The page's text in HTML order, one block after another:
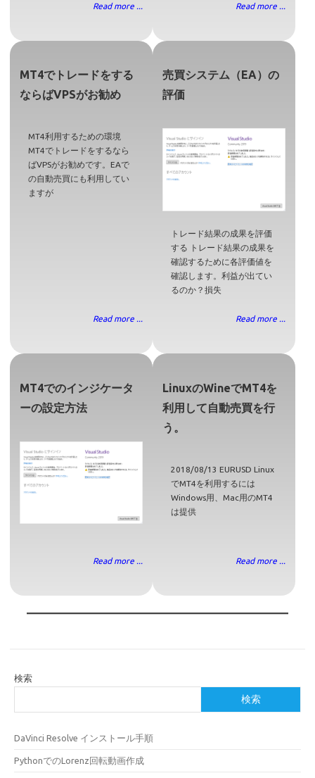
Read more ... Read more ...
MT4でトレードをする
ならばVPSがお勧め
MT4利用するための環境
MT4でトレードをするなら
ばVPSがお勧めです。EAで
の自動売買にも利用してい
ますが
Read more ...
売買システム（EA）の
評価
トレード結果の成果を評価
する トレード結果の成果を
確認するために各評価値を
確認します。利益が出てい
るのか？損失
Read more ...
MT4でのインジケータ
ーの設定方法
Read more ...
LinuxのWineでMT4を
利用して自動売買を行
う。
2018/08/13 EURUSD Linux
でMT4を利用するには
Windows用、Mac用のMT4
は提供
Read more ...
検索
検索
DaVinci Resolve インストール手順
PythonでのLorenz回転動画作成